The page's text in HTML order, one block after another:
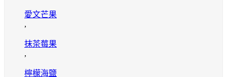
愛文芒果
,
抹茶莓果
,
檸檬海鹽